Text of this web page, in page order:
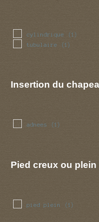
cylindrique (1)
tubulaire (1)
Insertion du
adnees (1)
Pied creux ou plein
pied plein (1)